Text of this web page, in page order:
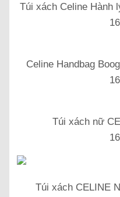
Túi xách Celine Hành
Celine Handbag
Túi xách nữ
Túi xách CELINE